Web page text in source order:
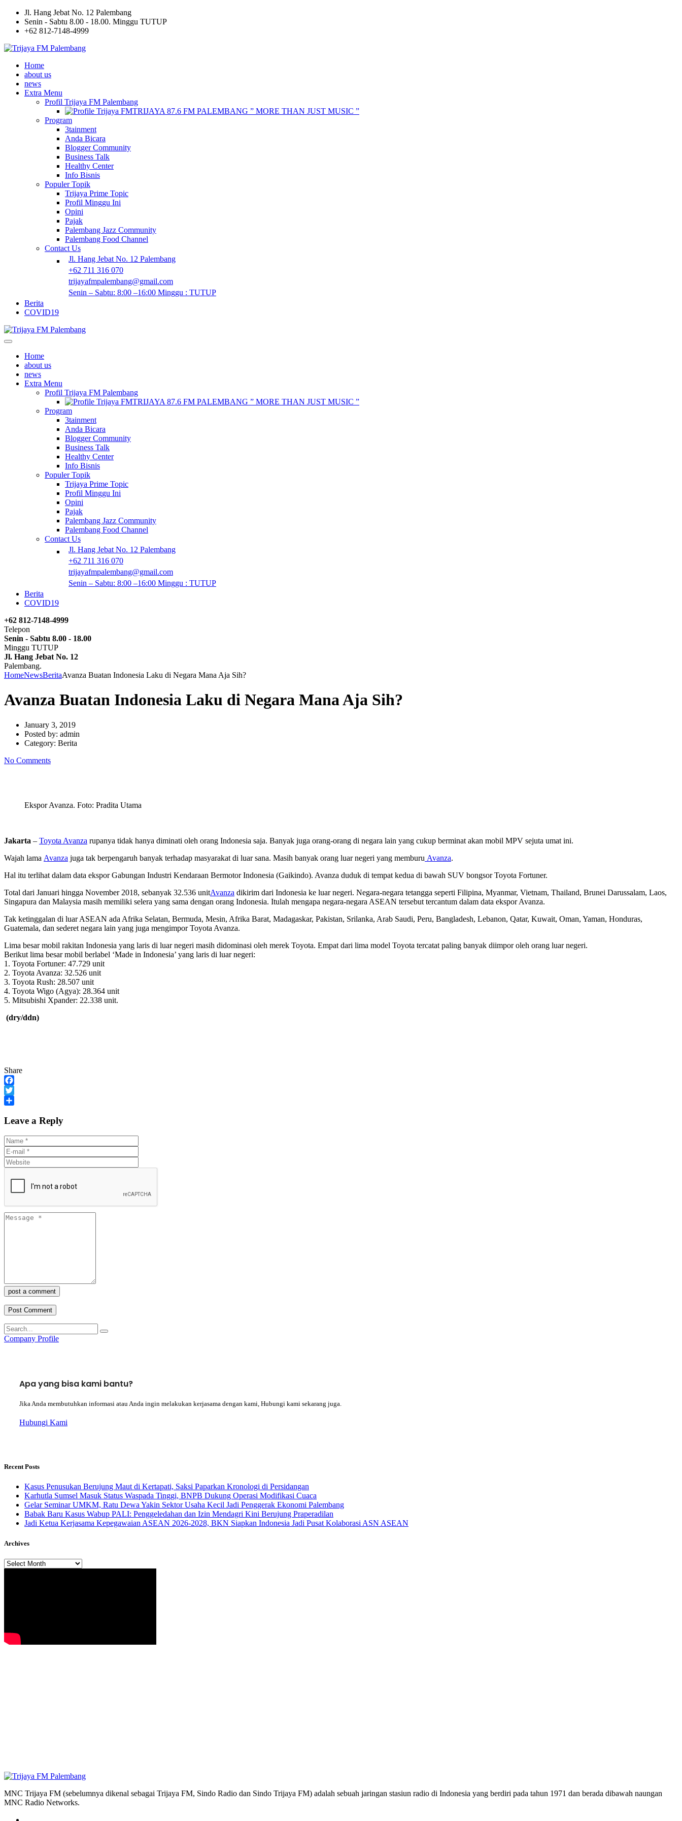
Jl. Hang Jebat No. 12 Palembang
Senin - Sabtu 8.00 - 18.00. Minggu TUTUP
+62 812-7148-4999
Home
about us
news
Extra Menu
Profil Trijaya FM Palembang
TRIJAYA 87.6 FM PALEMBANG ” MORE THAN JUST MUSIC ”
Program
3tainment
Anda Bicara
Blogger Community
Business Talk
Healthy Center
Info Bisnis
Populer Topik
Trijaya Prime Topic
Profil Minggu Ini
Opini
Pajak
Palembang Jazz Community
Palembang Food Channel
Contact Us
Jl. Hang Jebat No. 12 Palembang
+62 711 316 070
trijayafmpalembang@gmail.com
Senin – Sabtu: 8:00 –16:00 Minggu : TUTUP
Berita
COVID19
Home
about us
news
Extra Menu
Profil Trijaya FM Palembang
TRIJAYA 87.6 FM PALEMBANG ” MORE THAN JUST MUSIC ”
Program
3tainment
Anda Bicara
Blogger Community
Business Talk
Healthy Center
Info Bisnis
Populer Topik
Trijaya Prime Topic
Profil Minggu Ini
Opini
Pajak
Palembang Jazz Community
Palembang Food Channel
Contact Us
Jl. Hang Jebat No. 12 Palembang
+62 711 316 070
trijayafmpalembang@gmail.com
Senin – Sabtu: 8:00 –16:00 Minggu : TUTUP
Berita
COVID19
+62 812-7148-4999
Telepon
Senin - Sabtu 8.00 - 18.00
Minggu TUTUP
Jl. Hang Jebat No. 12
Palembang.
HomeNewsBeritaAvanza Buatan Indonesia Laku di Negara Mana Aja Sih?
Avanza Buatan Indonesia Laku di Negara Mana Aja Sih?
January 3, 2019
Posted by: admin
Category: Berita
No Comments
Ekspor Avanza. Foto: Pradita Utama
Jakarta – Toyota Avanza rupanya tidak hanya diminati oleh orang Indonesia saja. Banyak juga orang-orang di negara lain yang cukup berminat akan mobil MPV sejuta umat ini.
Wajah lama Avanza juga tak berpengaruh banyak terhadap masyarakat di luar sana. Masih banyak orang luar negeri yang memburu Avanza.
Hal itu terlihat dalam data ekspor Gabungan Industri Kendaraan Bermotor Indonesia (Gaikindo). Avanza duduk di tempat kedua di bawah SUV bongsor Toyota Fortuner.
Total dari Januari hingga November 2018, sebanyak 32.536 unitAvanza dikirim dari Indonesia ke luar negeri. Negara-negara tetangga seperti Filipina, Myanmar, Vietnam, Thailand, Brunei Darussalam, Laos,
Singapura dan Malaysia masih memiliki selera yang sama dengan orang Indonesia. Itulah mengapa negara-negara ASEAN tersebut tercantum dalam data ekspor Avanza.
Tak ketinggalan di luar ASEAN ada Afrika Selatan, Bermuda, Mesin, Afrika Barat, Madagaskar, Pakistan, Srilanka, Arab Saudi, Peru, Bangladesh, Lebanon, Qatar, Kuwait, Oman, Yaman, Honduras,
Guatemala, dan sederet negara lain yang juga mengimpor Toyota Avanza.
Lima besar mobil rakitan Indonesia yang laris di luar negeri masih didominasi oleh merek Toyota. Empat dari lima model Toyota tercatat paling banyak diimpor oleh orang luar negeri.
Berikut lima besar mobil berlabel ‘Made in Indonesia’ yang laris di luar negeri:
1. Toyota Fortuner: 47.729 unit
2. Toyota Avanza: 32.526 unit
3. Toyota Rush: 28.507 unit
4. Toyota Wigo (Agya): 28.364 unit
5. Mitsubishi Xpander: 22.338 unit.
(dry/ddn)
Share
Facebook
Twitter
Leave a Reply
post a comment
Company Profile
Apa yang bisa kami bantu?
Jika Anda membutuhkan informasi atau Anda ingin melakukan kerjasama dengan kami, Hubungi kami sekarang juga.
Hubungi Kami
Recent Posts
Kasus Penusukan Berujung Maut di Kertapati, Saksi Paparkan Kronologi di Persidangan
Karhutla Sumsel Masuk Status Waspada Tinggi, BNPB Dukung Operasi Modifikasi Cuaca
Gelar Seminar UMKM, Ratu Dewa Yakin Sektor Usaha Kecil Jadi Penggerak Ekonomi Palembang
Babak Baru Kasus Wabup PALI: Penggeledahan dan Izin Mendagri Kini Berujung Praperadilan
Jadi Ketua Kerjasama Kepegawaian ASEAN 2026-2028, BKN Siapkan Indonesia Jadi Pusat Kolaborasi ASN ASEAN
Archives
Archives
MNC Trijaya FM (sebelumnya dikenal sebagai Trijaya FM, Sindo Radio dan Sindo Trijaya FM) adalah sebuah jaringan stasiun radio di Indonesia yang berdiri pada tahun 1971 dan berada dibawah naungan
MNC Radio Networks.